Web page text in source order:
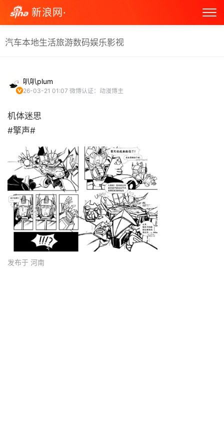
新浪网·
汽车本地生活旅游数码娱乐影视
叭叭plum
26-03-21 01:07 微博认证：动漫博主
机体迷思
#擎声# ​
发布于 河南